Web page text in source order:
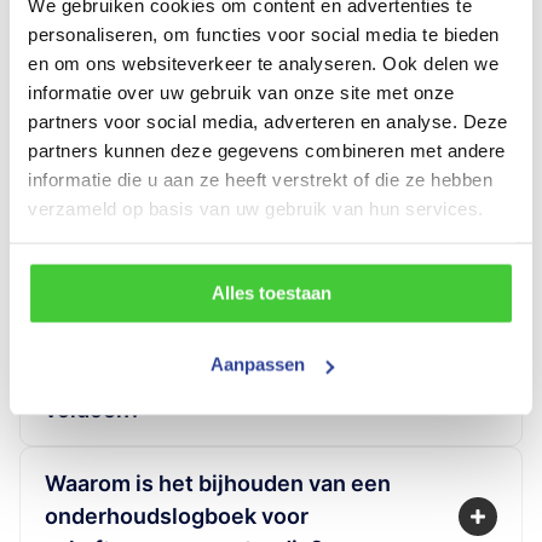
We gebruiken cookies om content en advertenties te
personaliseren, om functies voor social media te bieden
en om ons websiteverkeer te analyseren. Ook delen we
informatie over uw gebruik van onze site met onze
partners voor social media, adverteren en analyse. Deze
partners kunnen deze gegevens combineren met andere
informatie die u aan ze heeft verstrekt of die ze hebben
verzameld op basis van uw gebruik van hun services.
Alles toestaan
Aanpassen
Veelgestelde vragen:
Arbobesluit aan schaftwagens?
Het Arbobesluit stelt in de artikelen 3.18 t/m
een rustruimte met voldoende zitplaatsen,
schaftwagen van Konag is ontworpen om aan
deze wettelijke eisen te voldoen. Konag
adviseert werkgevers om de grootte van de
wagen af te stemmen op het exacte aantal
plaatsing van een schaftwagen
voldoen?
stabiel staan op een vlakke ondergrond en
buiten de actieve werkzone waar zwaar
materieel rijdt of hijst. Konag benadrukt dat de
Waarom is het bijhouden van een
onderhoudslogboek voor